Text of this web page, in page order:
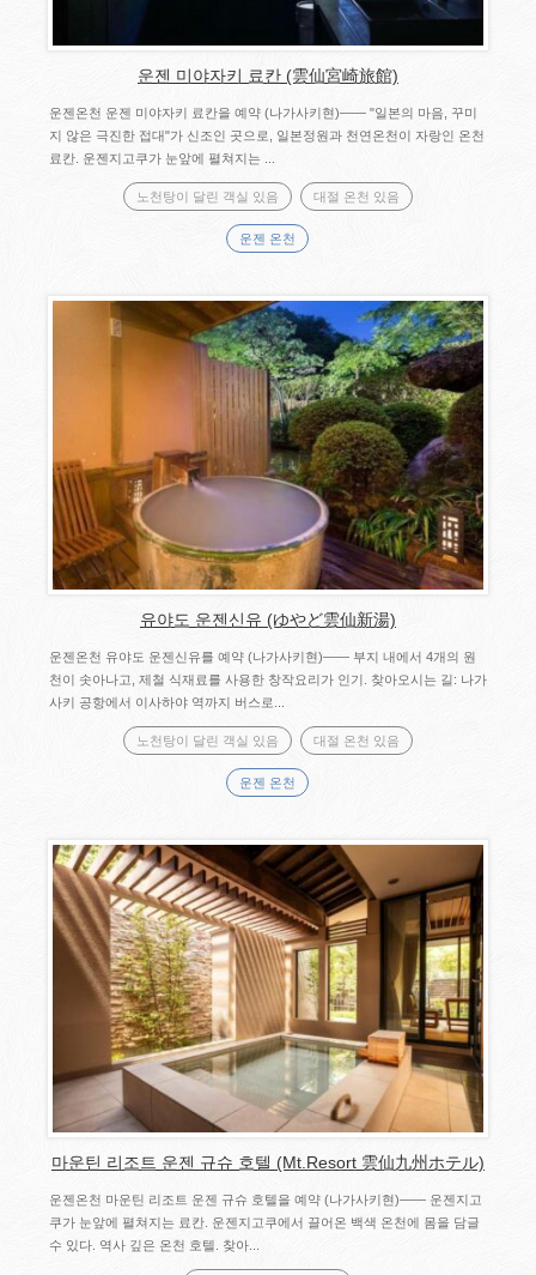
운젠 미야자키 료칸 (雲仙宮崎旅館)
운젠온천 운젠 미야자키 료칸을 예약 (나가사키현)―― "일본의 마음, 꾸미
지 않은 극진한 접대"가 신조인 곳으로, 일본정원과 천연온천이 자랑인 온천
료칸. 운젠지고쿠가 눈앞에 펼쳐지는 ...
노천탕이 달린 객실 있음 대절 온천 있음
운젠 온천
유야도 운젠신유 (ゆやど雲仙新湯)
운젠온천 유야도 운젠신유를 예약 (나가사키현)―― 부지 내에서 4개의 원
천이 솟아나고, 제철 식재료를 사용한 창작요리가 인기. 찾아오시는 길: 나가
사키 공항에서 이사하야 역까지 버스로...
노천탕이 달린 객실 있음 대절 온천 있음
운젠 온천
마운틴 리조트 운젠 규슈 호텔 (Mt.Resort 雲仙九州ホテル)
운젠온천 마운틴 리조트 운젠 규슈 호텔을 예약 (나가사키현)―― 운젠지고
쿠가 눈앞에 펼쳐지는 료칸. 운젠지고쿠에서 끌어온 백색 온천에 몸을 담글
수 있다. 역사 깊은 온천 호텔. 찾아...